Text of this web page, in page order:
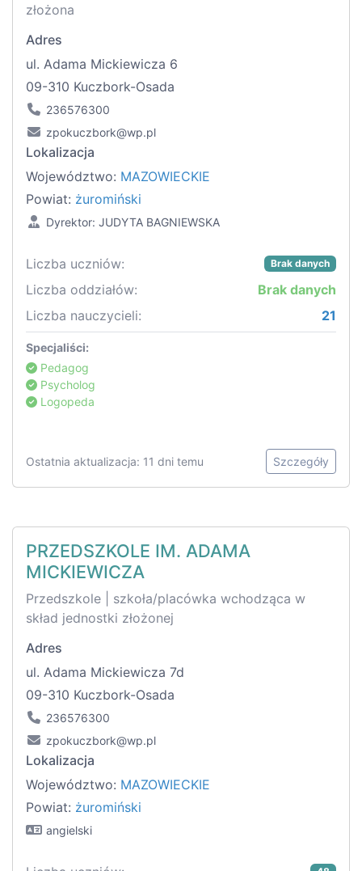
złożona
Adres
ul. Adama Mickiewicza 6
09-310 Kuczbork-Osada
236576300
zpokuczbork@wp.pl
Lokalizacja
Województwo: MAZOWIECKIE
Powiat: żuromiński
Dyrektor: JUDYTA BAGNIEWSKA
Liczba uczniów: Brak danych
Liczba oddziałów:
Brak danych
Liczba nauczycieli:
21
Specjaliści:
Pedagog
Psycholog
Logopeda
Ostatnia aktualizacja: 11 dni temu Szczegóły
PRZEDSZKOLE IM. ADAMA
MICKIEWICZA
Przedszkole | szkoła/placówka wchodząca w
skład jednostki złożonej
Adres
ul. Adama Mickiewicza 7d
09-310 Kuczbork-Osada
236576300
zpokuczbork@wp.pl
Lokalizacja
Województwo: MAZOWIECKIE
Powiat: żuromiński
angielski